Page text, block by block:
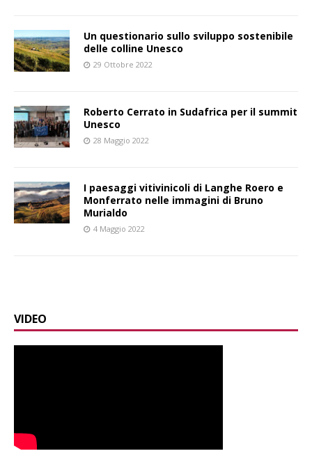
Un questionario sullo sviluppo sostenibile
delle colline Unesco
29 Ottobre 2022
Roberto Cerrato in Sudafrica per il summit
Unesco
28 Maggio 2022
I paesaggi vitivinicoli di Langhe Roero e
Monferrato nelle immagini di Bruno
Murialdo
4 Maggio 2022
VIDEO